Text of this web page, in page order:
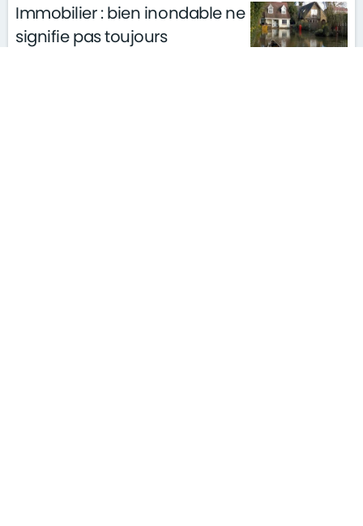
Immobilier : bien inondable ne
signifie pas toujours